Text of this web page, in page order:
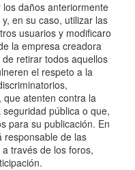
daños anteriormente
en su caso, utilizar las
usuarios y modificaro
la empresa creadora
retirar todos aquellos
el respeto a la
atenten contra la
pública o que,
para su publicación. En
responsable de las
través de los foros,